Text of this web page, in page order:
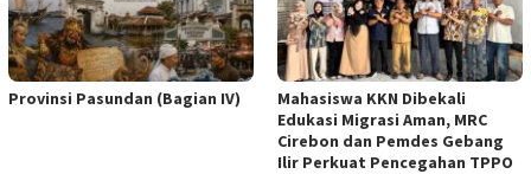
Provinsi Pasundan (Bagian IV)
Mahasiswa KKN Dibekali
Edukasi Migrasi Aman, MRC
Cirebon dan Pemdes Gebang
Ilir Perkuat Pencegahan TPPO